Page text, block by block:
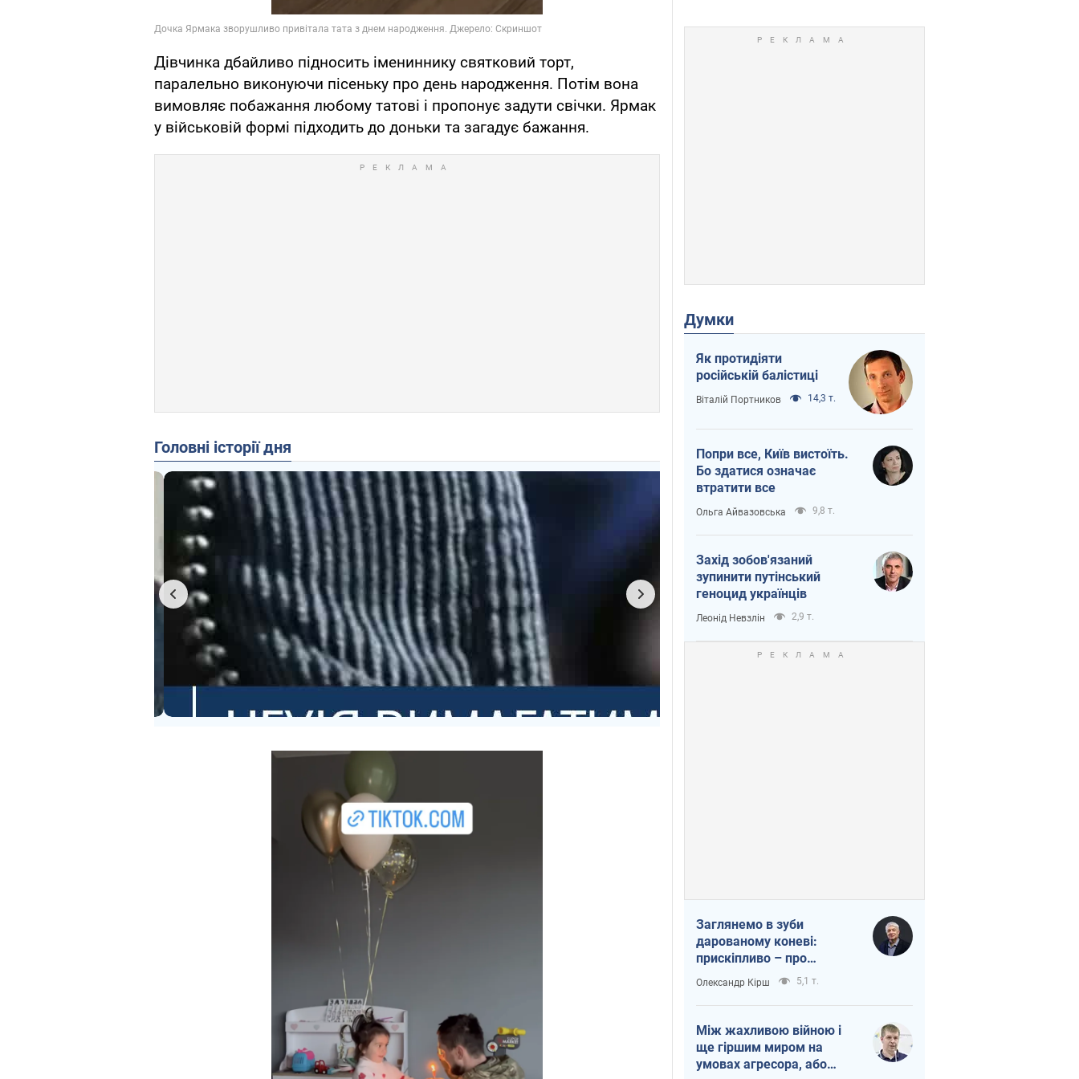
Дівчинка дбайливо підносить імениннику святковий торт,
паралельно виконуючи пісеньку про день народження. Потім вона
вимовляє побажання любому татові і пропонує задути свічки. Ярмак
у військовій формі підходить до доньки та загадує бажання.
Головні історії дня
Думки
Як протидіяти
російській балістиці
Віталій Портников 14,3 т.
Попри все, Київ вистоїть.
Бо здатися означає
втратити все
Ольга Айвазовська 9,8 т.
Захід зобов'язаний
зупинити путінський
геноцид українців
Леонід Невзлін 2,9 т.
Заглянемо в зуби
дарованому коневі:
прискіпливо – про
допомогу Україні
Олександр Кірш 5,1 т.
Між жахливою війною і
ще гіршим миром на
умовах агресора, або